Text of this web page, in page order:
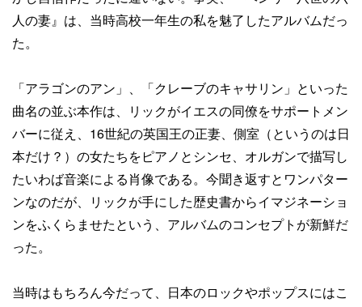
人の妻』は、当時高校一年生の私を魅了したアルバムだっ
た。
「アラゴンのアン」、「クレーブのキャサリン」といった
曲名の並ぶ本作は、リックがイエスの同僚をサポートメン
バーに従え、16世紀の英国王の正妻、側室（というのは日
本だけ？）の女たちをピアノとシンセ、オルガンで描写し
たいわば音楽による肖像である。今聞き返すとワンパター
ンなのだが、リックが手にした歴史書からイマジネーショ
ンをふくらませたという、アルバムのコンセプトが新鮮だ
った。
当時はもちろん今だって、日本のロックやポップスにはこ